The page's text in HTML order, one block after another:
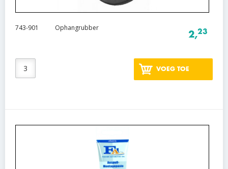
743-901 Ophangrubber
2,23
VOEG TOE